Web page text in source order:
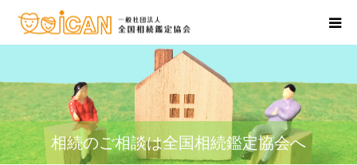
相続のご相談は全国相続鑑定協会へ
鑑定士のいるお店
相続セミナー